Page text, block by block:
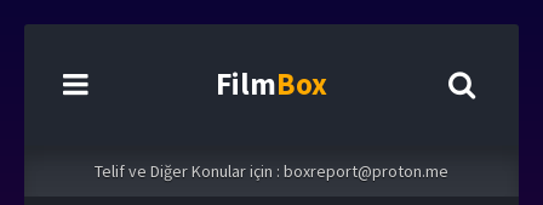
FilmBox
Telif ve Diğer Konular için : boxreport@proton.me